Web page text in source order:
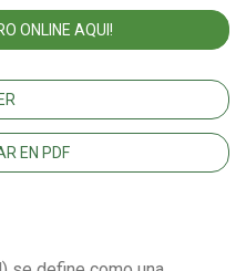
ONLINE AQUI!
EN PDF